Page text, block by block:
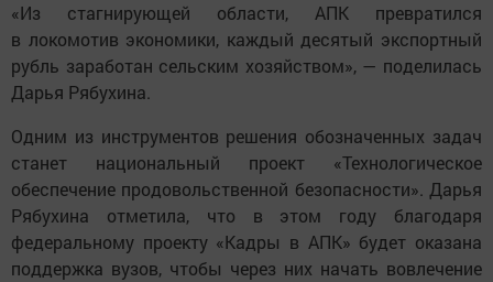
«Из стагнирующей области, АПК превратился
в локомотив экономики, каждый десятый экспортный
рубль заработан сельским хозяйством», — поделилась
Дарья Рябухина.
Одним из инструментов решения обозначенных задач
станет национальный проект «Технологическое
обеспечение продовольственной безопасности». Дарья
Рябухина отметила, что в этом году благодаря
федеральному проекту «Кадры в АПК» будет оказана
поддержка вузов, чтобы через них начать вовлечение